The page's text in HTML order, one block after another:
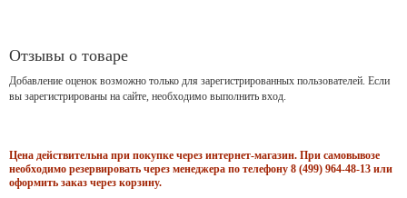
Отзывы о товаре
Добавление оценок возможно только для зарегистрированных пользователей. Если
вы зарегистрированы на сайте, необходимо выполнить вход.
Цена действительна при покупке через интернет-магазин. При самовывозе
необходимо резервировать через менеджера по телефону 8 (499) 964-48-13 или
оформить заказ через корзину.